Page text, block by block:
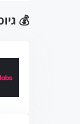
💰